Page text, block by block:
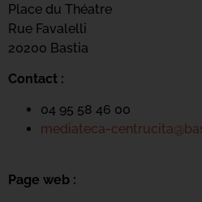
Place du Théatre
Rue Favalelli
20200 Bastia
Contact :
04 95 58 46 00
mediateca-
Page web :